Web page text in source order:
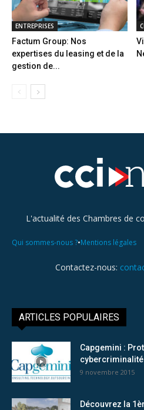
ENTREPRISES
Factum Group: Nos
expertises du leasing et de la
gestion de...
L'actualité des Chambres de
Qui sommes-nous ?•Mentions légales
Contactez-nous:
ARTICLES POPULAIRES
Capgemini :
cybercriminalité
9 novembre 2015
Découvrez la